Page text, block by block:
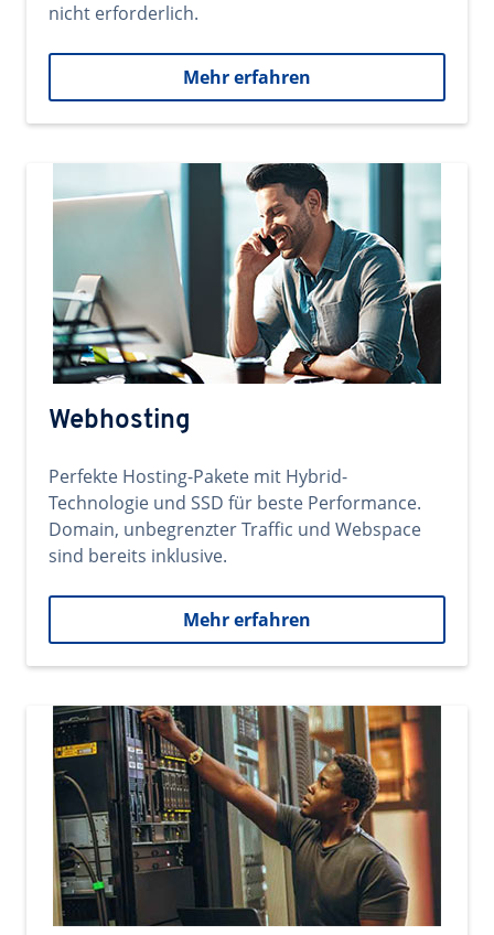
nicht erforderlich.
Mehr erfahren
Webhosting
Perfekte Hosting-Pakete mit Hybrid-
Technologie und SSD für beste Performance.
Domain, unbegrenzter Traffic und Webspace
sind bereits inklusive.
Mehr erfahren